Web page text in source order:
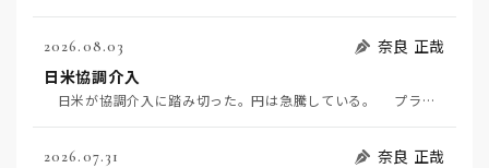
2026.08.03
奈良 正哉
日米協調介入
日米が協調介入に踏み切った。円は急騰している。 プラザ合意以降、協調介入は為替相場の転機になって…
2026.07.31
奈良 正哉